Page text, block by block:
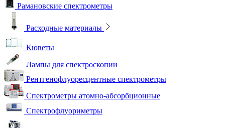
Рамановские спектрометры
Расходные материалы
Кюветы
Лампы для спектроскопии
Рентгенофлуоресцентные спектрометры
Спектрометры атомно-абсорбционные
Спектрофлуориметры